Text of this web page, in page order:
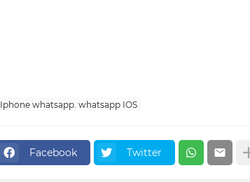
Iphone whatsapp. whatsapp IOS
Facebook Twitter